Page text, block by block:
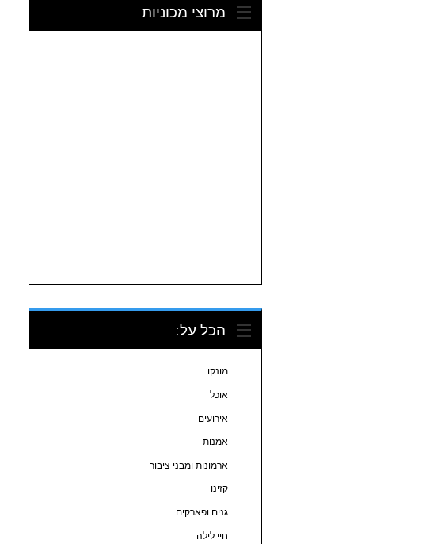
מרוצי מכוניות
הכל על:
מונקו
אוכל
אירועים
אמנות
ארמונות ומבני ציבור
קזינו
גנים ופארקים
חיי לילה